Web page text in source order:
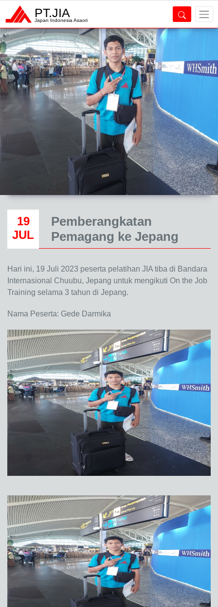
PT.JIA
Japan Indonesia Asaori
19
JUL
Pemberangkatan
Pemagang ke Jepang
Hari ini, 19 Juli 2023 peserta pelatihan JIA tiba di Bandara
Internasional Chuubu, Jepang untuk mengikuti On the Job
Training selama 3 tahun di Jepang.
Nama Peserta: Gede Darmika